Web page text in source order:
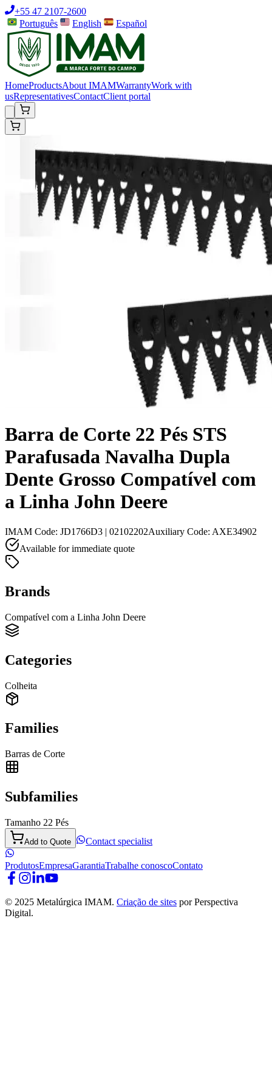
+55 47 2107-2600
Português
English Español
HomeProductsAbout IMAMWarrantyWork with
usRepresentativesContactClient portal
Barra de Corte 22 Pés STS
Parafusada Navalha Dupla
Dente Grosso Compatível com
a Linha John Deere
IMAM Code: JD1766D3 | 02102202Auxiliary Code: AXE34902
Available for immediate quote
Brands
Compatível com a Linha John Deere
Categories
Colheita
Families
Barras de Corte
Subfamilies
Tamanho 22 Pés
Add to Quote Contact specialist
ProdutosEmpresaGarantiaTrabalhe conoscoContato
© 2025 Metalúrgica IMAM. Criação de sites por Perspectiva
Digital.